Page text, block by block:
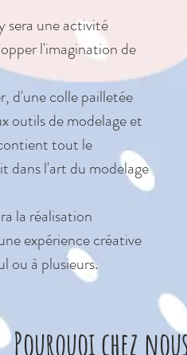
sera une activité
l'imagination de
d'une colle pailletée
outils de modelage et
tout le
dans l'art du modelage
la réalisation
expérience créative
ou à plusieurs.
Pourquoi chez